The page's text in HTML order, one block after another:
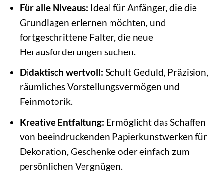
Für alle Niveaus: Ideal für Anfänger, die die
Grundlagen erlernen möchten, und
fortgeschrittene Falter, die neue
Herausforderungen suchen.
Didaktisch wertvoll: Schult Geduld, Präzision,
räumliches Vorstellungsvermögen und
Feinmotorik.
Kreative Entfaltung: Ermöglicht das Schaffen
von beeindruckenden Papierkunstwerken für
Dekoration, Geschenke oder einfach zum
persönlichen Vergnügen.